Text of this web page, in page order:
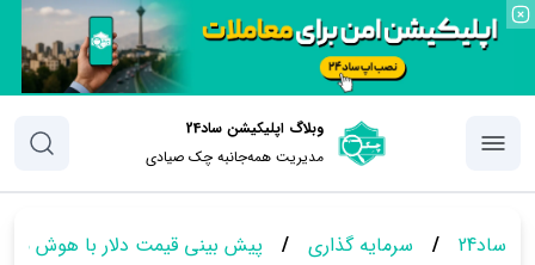
وبلاگ اپلیکیشن ساد24
مدیریت همه‌جانبه چک‌ صیادی
ساد24 / سرمایه گذاری / پیش بینی قیمت دلار با هوش